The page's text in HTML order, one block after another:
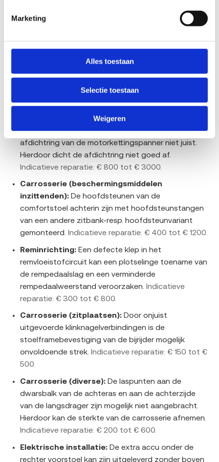
Marketing
Alles toestaan
Selectie toestaan
Weigeren
De RDW registreert terugroepacties per model. Voor de
Mercedes-Benz Vito komen deze gebreken in de data
auto stuk is: controleer met je kenteken bij de RDW of
er een openstaande actie loopt. De genoemde
reparatiebedragen zijn indicatief voor de Nederlandse
markt en verschillen per uitvoering en werkplaats.
Motor inclusief brandstof-, smeer- en
Bij voertuigen met een OM651 motor
is het materiaal en/of de afmeting van de
afdichtring van de motorkettingspanner niet juist.
Hierdoor dicht de afdichtring niet goed af.
Indicatieve reparatie: € 800 tot € 3000.
Carrosserie (beschermingsmiddelen
inzittenden):De hoofdsteunen van de
comfortstoel achterin zijn met hoofdsteunstangen
van een andere zitbank-resp. hoofdsteunvariant
gemonteerd. Indicatieve reparatie: € 400 tot € 1200.
Reminrichting:Een defecte klep in het
remvloeistofcircuit kan een plotselinge toename van
de rempedaalslag en een verminderde
rempedaalweerstand veroorzaken. Indicatieve
reparatie: € 300 tot € 800.
Carrosserie (zitplaatsen):Door onjuist
uitgevoerde klinknagelverbindingen is de
stoelframebevestiging van de bijrijder mogelijk
onvoldoende strek. Indicatieve reparatie: € 150 tot €
500.
Carrosserie (diverse):De laspunten aan de
dwarsbalk van de achteras en aan de achterzijde
van de langsdrager zijn mogelijk niet aangebracht.
Hierdoor kan de sterkte van de carrosserie afnemen.
Indicatieve reparatie: € 200 tot € 600.
Elektrische installatie:De extra accu onder de
rechter voorstoel kan zijn uitgeleverd zonder boven